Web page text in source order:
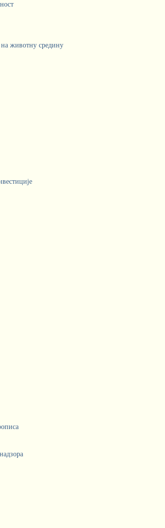
на животну средину